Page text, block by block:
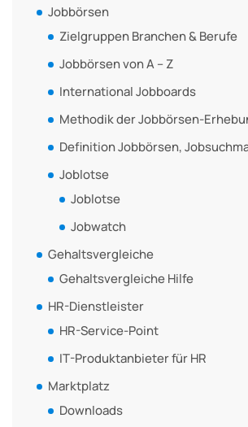
Jobbörsen
Zielgruppen Branchen & Berufe
Jobbörsen von A – Z
International Jobboards
Methodik der Jobbörsen-
Definition Jobbörsen,
Joblotse
Joblotse
Jobwatch
Gehaltsvergleiche
Gehaltsvergleiche Hilfe
HR-Dienstleister
HR-Service-Point
IT-Produktanbieter für HR
Marktplatz
Downloads